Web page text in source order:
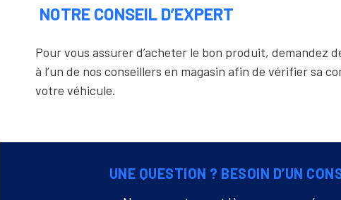
NOTRE CONSEIL D’EXPERT
Pour vous assurer d’acheter le bon produit, demandez
à l’un de nos conseillers en magasin afin de vérifier sa
votre véhicule.
UNE QUESTION ? BESOIN D’UN